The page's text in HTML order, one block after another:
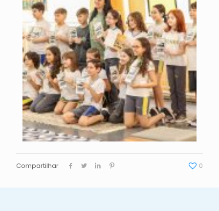
Compartilhar 0